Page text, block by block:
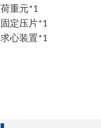
荷重元*1
固定压片*1
求心装置*1